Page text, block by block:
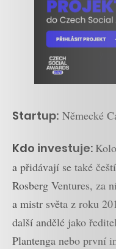
Startup: Německé
Kdo investuje:
a přidávají se také
Rosberg Ventures, za
a mistr světa z roku
další andělé jako
Plantenga nebo první